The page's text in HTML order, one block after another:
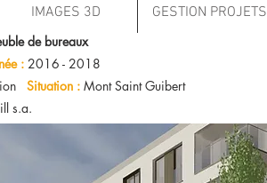
IMAGES 3D GESTION PROJETS
de bureaux
: 2016 - 2018
Situation : Mont Saint Guibert
s.a.